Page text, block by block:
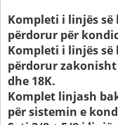
Kompleti i linjës
përdorur për
Kompleti i linjës së
përdorur
dhe 18K.
Komplet linjash
për sistemin e